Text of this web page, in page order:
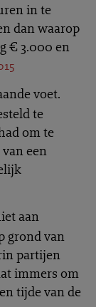
in te
dan waarop
€ 3.000 en
voet.
te
om te
een
aan
grond van
partijen
immers om
tijde van de